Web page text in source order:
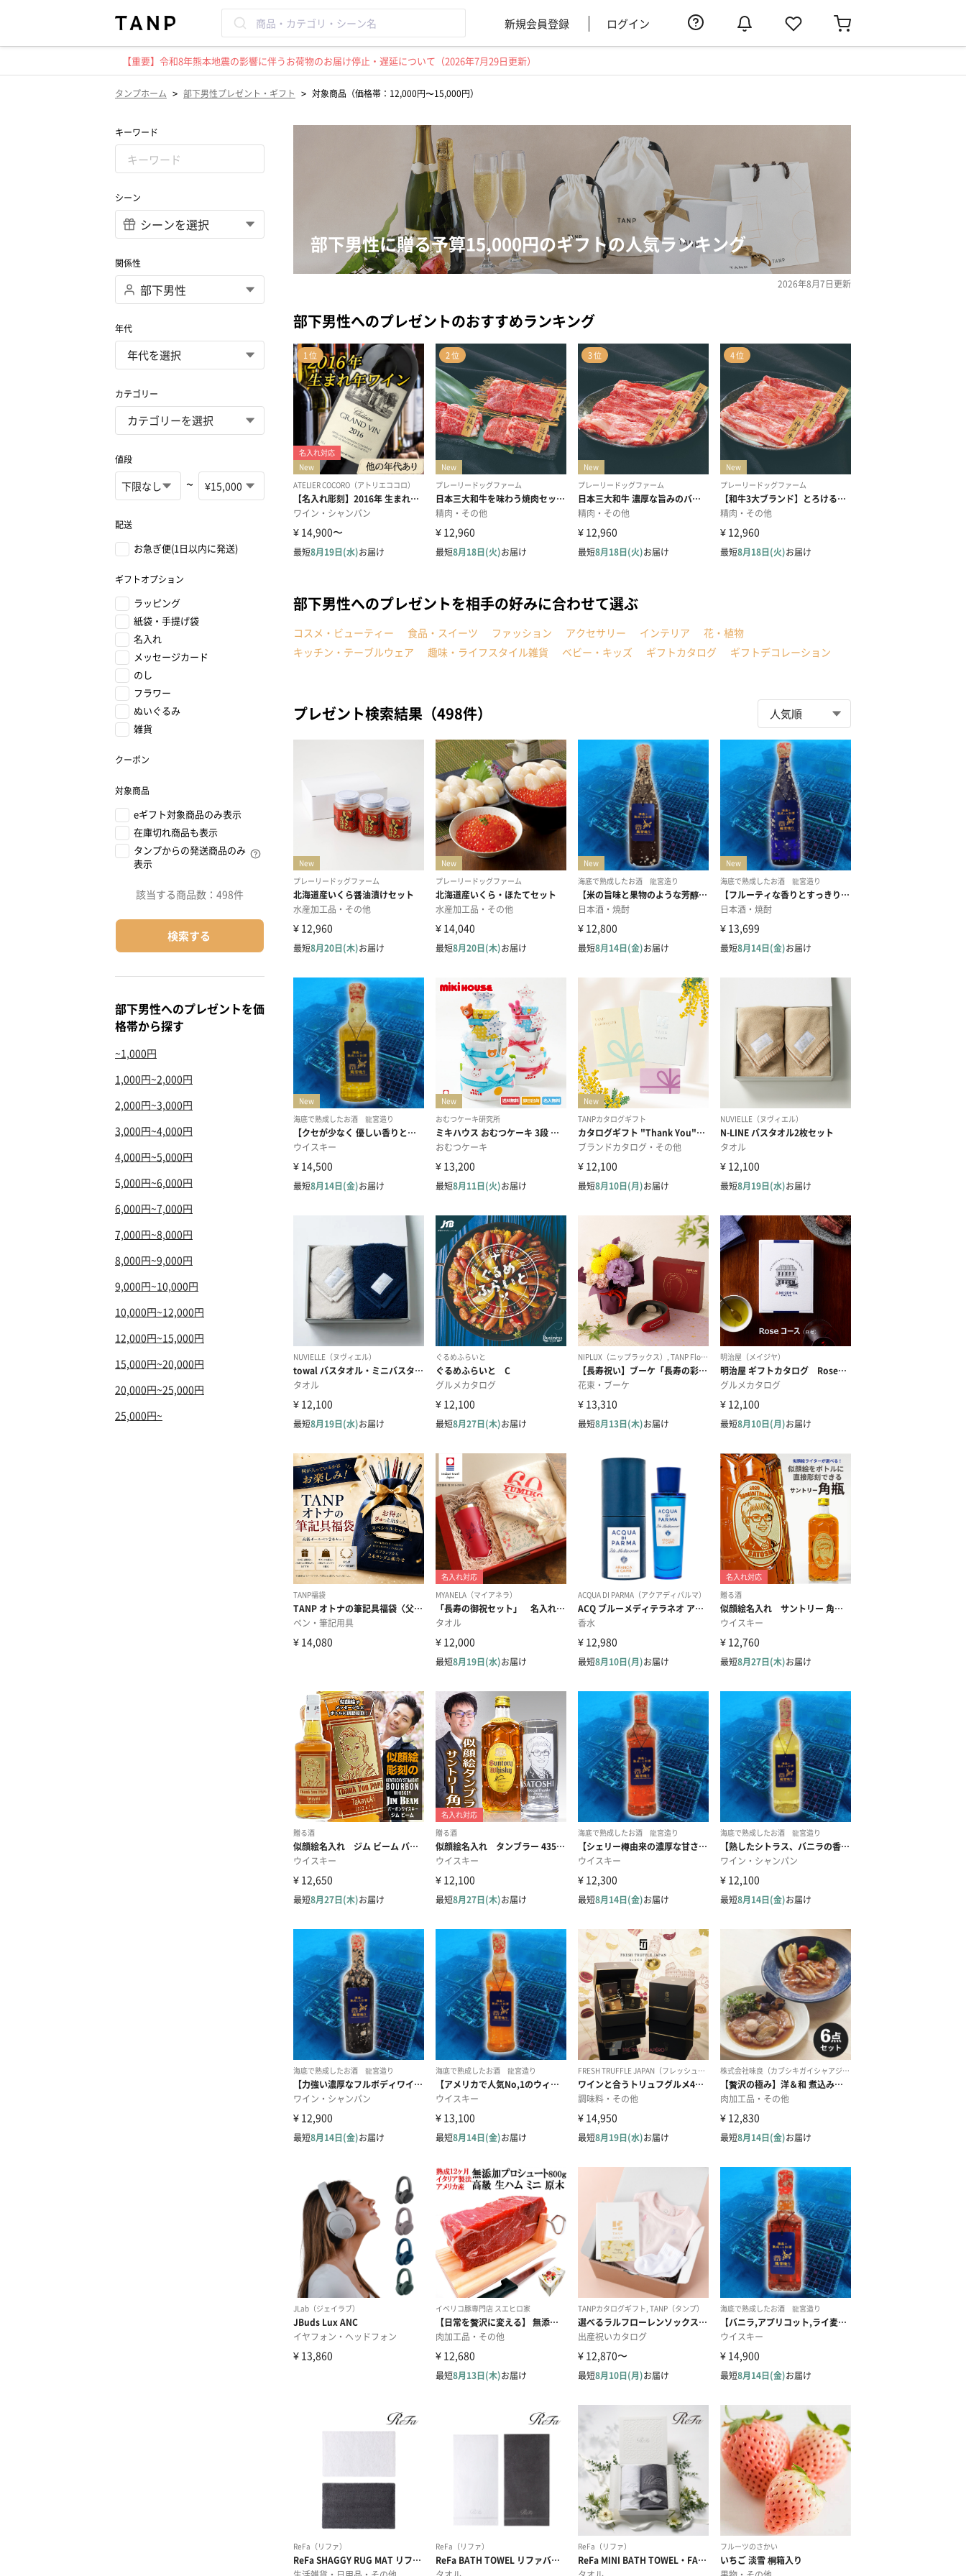
新規会員登録 ログイン
【重要】令和8年熊本地震の影響に伴うお荷物のお届け停止・遅延について（2026年7月29日更新）
タンプホーム > 部下男性プレゼント・ギフト > 対象商品（価格帯：12,000円〜15,000円）
キーワード
シーン
関係性
年代
カテゴリー
値段
~
配送
お急ぎ便(1日以内に発送)
ギフトオプション
ラッピング
紙袋・手提げ袋
名入れ
メッセージカード
のし
フラワー
ぬいぐるみ
雑貨
クーポン
対象商品
eギフト対象商品のみ表示
在庫切れ商品も表示
タンプからの発送商品のみ
表示
該当する商品数： 498件
検索する
部下男性へのプレゼントを価
格帯から探す
~1,000円
1,000円~2,000円
2,000円~3,000円
3,000円~4,000円
4,000円~5,000円
5,000円~6,000円
6,000円~7,000円
7,000円~8,000円
8,000円~9,000円
9,000円~10,000円
10,000円~12,000円
12,000円~15,000円
15,000円~20,000円
20,000円~25,000円
25,000円~
部下男性に贈る予算15,000円のギフトの人気ランキング
2026年8月7日更新
部下男性へのプレゼントのおすすめランキング
部下男性へのプレゼントを相手の好みに合わせて選ぶ
コスメ・ビューティー 食品・スイーツ ファッション アクセサリー インテリア
花・植物
キッチン・テーブルウェア
趣味・ライフスタイル雑貨 ベビー・キッズ ギフトカタログ ギフトデコレーション
プレゼント検索結果（498件）